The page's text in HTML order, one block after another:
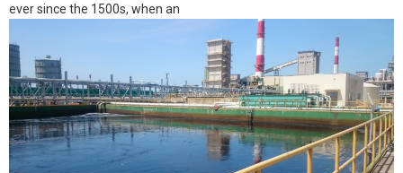
ever since the 1500s, when an